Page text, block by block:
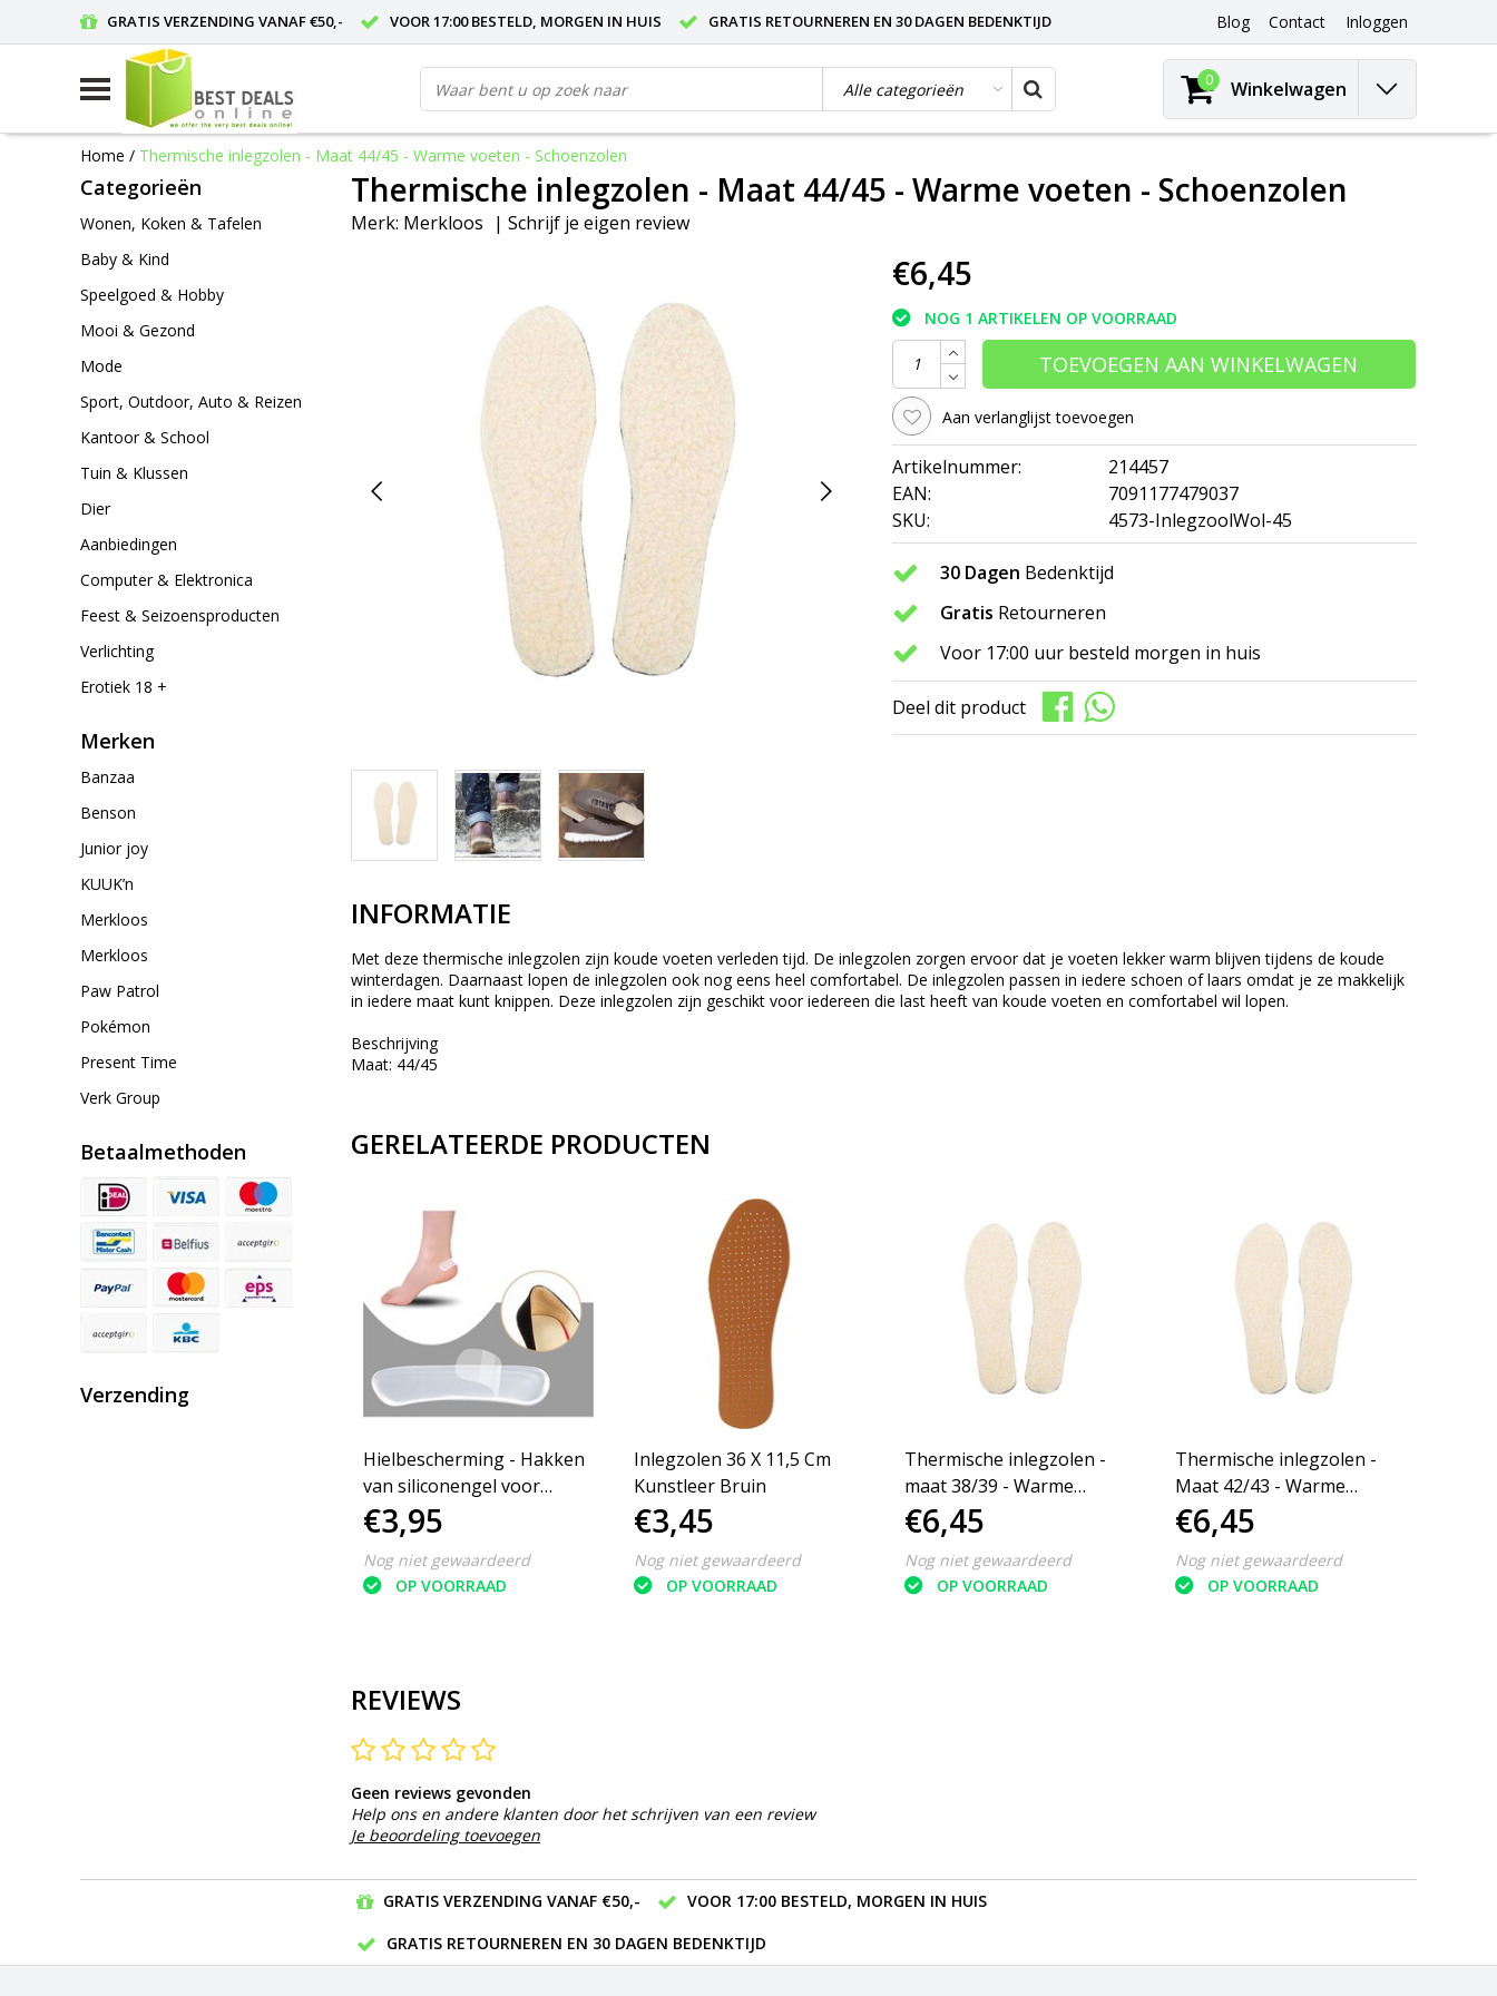
GRATIS VERZENDING VANAF €50,- VOOR 17:00 BESTELD, MORGEN IN HUIS GRATIS RETOURNEREN EN 30 DAGEN BEDENKTIJD Blog Contact Inloggen
0 Winkelwagen
Home / Thermische inlegzolen - Maat 44/45 - Warme voeten - Schoenzolen
Categorieën
Wonen, Koken & Tafelen
Baby & Kind
Speelgoed & Hobby
Mooi & Gezond
Mode
Sport, Outdoor, Auto & Reizen
Kantoor & School
Tuin & Klussen
Dier
Aanbiedingen
Computer & Elektronica
Feest & Seizoensproducten
Verlichting
Erotiek 18 +
Merken
Banzaa
Benson
Junior joy
KUUK’n
Merkloos
Merkloos
Paw Patrol
Pokémon
Present Time
Verk Group
Betaalmethoden
Verzending
Thermische inlegzolen - Maat 44/45 - Warme voeten - Schoenzolen
Merk: Merkloos | Schrijf je eigen review
€6,45
NOG 1 ARTIKELEN OP VOORRAAD
TOEVOEGEN AAN WINKELWAGEN
Aan verlanglijst toevoegen
Artikelnummer:
214457
EAN:
7091177479037
SKU:
4573-InlegzoolWol-45
30 Dagen Bedenktijd
Gratis Retourneren
Voor 17:00 uur besteld morgen in huis
Deel dit product
INFORMATIE
Met deze thermische inlegzolen zijn koude voeten verleden tijd. De inlegzolen zorgen ervoor dat je voeten lekker warm blijven tijdens de koude
winterdagen. Daarnaast lopen de inlegzolen ook nog eens heel comfortabel. De inlegzolen passen in iedere schoen of laars omdat je ze makkelijk
in iedere maat kunt knippen. Deze inlegzolen zijn geschikt voor iedereen die last heeft van koude voeten en comfortabel wil lopen.
Beschrijving
Maat: 44/45
GERELATEERDE PRODUCTEN
Hielbescherming - Hakken
van siliconengel voor
inlegzolen 2 stuks -
Sneaker blaarstickers |
Hakken beschermers|
High heels | Protection
€3,95
Nog niet gewaardeerd
OP VOORRAAD
Inlegzolen 36 X 11,5 Cm
Kunstleer Bruin
€3,45
Nog niet gewaardeerd
OP VOORRAAD
Thermische inlegzolen -
maat 38/39 - Warme
voeten - Schoenzooltjes
€6,45
Nog niet gewaardeerd
OP VOORRAAD
Thermische inlegzolen -
Maat 42/43 - Warme
voeten - Schoenzolen
€6,45
Nog niet gewaardeerd
OP VOORRAAD
REVIEWS
Geen reviews gevonden
Help ons en andere klanten door het schrijven van een review
Je beoordeling toevoegen
GRATIS VERZENDING VANAF €50,-
VOOR 17:00 BESTELD, MORGEN IN HUIS
GRATIS RETOURNEREN EN 30 DAGEN BEDENKTIJD